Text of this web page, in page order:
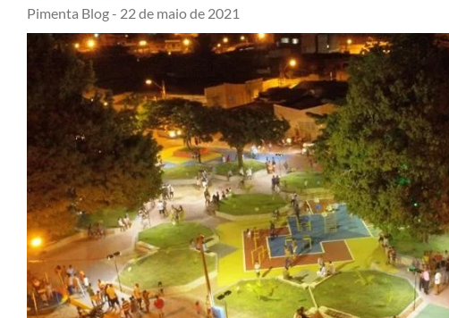
Pimenta Blog - 22 de maio de 2021